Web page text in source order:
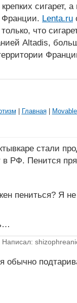
сигарет,
Франции. Lenta.ru
что
Altadis,
Главная|
стали
РФ. Пенится
пениться? Я не
Написал:
обычно